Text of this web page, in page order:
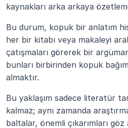
kaynakları arka arkaya
Bu durum, kopuk bir anlatım
her bir kitabı veya makaleyi
çatışmaları görerek bir
bunları birbirinden kopuk
almaktır.
Bu yaklaşım sadece literatür
kalmaz; aynı zamanda
baltalar, önemli çıkarımları